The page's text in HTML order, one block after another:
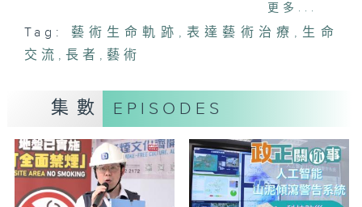
更多...
Tag: 藝術生命軌跡 , 表達藝術治療 , 生命
交流 ,長者 , 藝術
集數 EPISODES